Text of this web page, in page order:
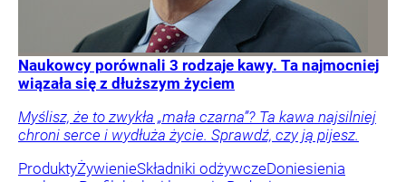
Naukowcy porównali 3 rodzaje kawy. Ta najmocniej
wiązała się z dłuższym życiem
Myślisz, że to zwykła „mała czarna”? Ta kawa najsilniej
chroni serce i wydłuża życie. Sprawdź, czy ją pijesz.
ProduktyŻywienieSkładniki odżywczeDoniesienia